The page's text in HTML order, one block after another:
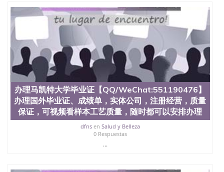
University）圣何塞州立大学（San Jose State
University）圣何塞州立大学学位证（San Jose State
University）圣何塞州立大学学位证（San Jose State
University）圣何塞州立大学结业证（San Jose State
University）圣何塞州立大学结业证（San Jose State
University）圣何塞州立大学结业证（San Jose State
University）圣何塞州立大学学位证（San Jose State
University）圣何塞州立大学学位证（San Jose State
University）圣何塞州立大学学历证书（San Jose
State University）圣何塞州立大学学历证书（San
Jose State University）圣何塞州立大学学历证书
（San Jose State University）澳洲读书未毕业找人做
文凭学位qq微信551190476澳洲读CQU中央昆士兰大
学学历 绩单购买学位证书/澳洲读本科硕士做文凭/购
买澳洲大学毕业证成绩单假文凭学历
offieUniversityofSouthernQueensland 澳洲读书未毕
办理马凯特大学毕业证【QQ/WeChat:551190476】
办理国外毕业证、成绩单，实体公司，注册经营，质量
保证，可视频看样本工艺质量，随时都可以安排办理
dfnsen Salud y Belleza
0 Respuestas
...